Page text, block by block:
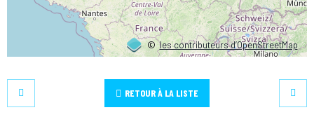
©les contributeurs d’OpenStreetMap
RETOUR À LA LISTE